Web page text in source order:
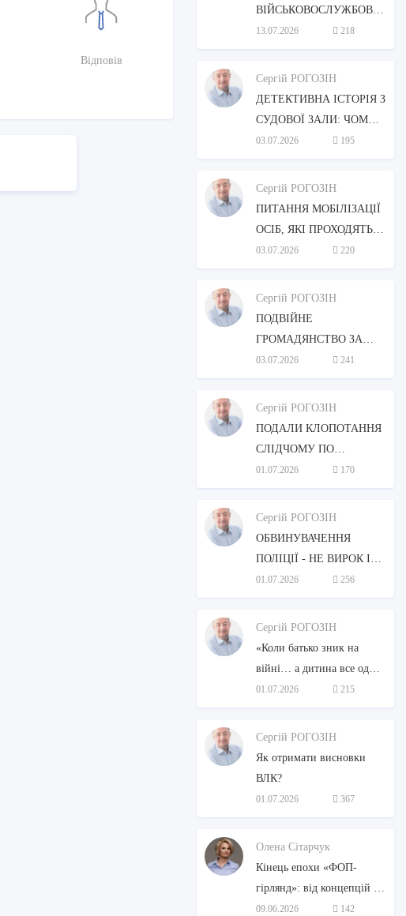
Відповів
ВІЙСЬКОВОСЛУЖБОВЕЦЬ
ЗВІЛЬНИТИСЯ ЗІ
СЛУЖБИ, ЯКЩО
ДРУЖИНА ПОТРЕБУЄ
ПОСТІЙНОГО
ДОГЛЯДУ?
13.07.2026 218
Сергій РОГОЗІН
ДЕТЕКТИВНА ІСТОРІЯ З
СУДОВОЇ ЗАЛИ: ЧОМУ
ПОЛІЦІЮ “СПІЙМАЛИ
НА ПОМИЛЦІ”?
03.07.2026 195
Сергій РОГОЗІН
ПИТАННЯ МОБІЛІЗАЦІЇ
ОСІБ, ЯКІ ПРОХОДЯТЬ
ЗАМІСНУ
ПІДТРИМУВАЛЬНУ
ТЕРАПІЮ (ЗПТ)
03.07.2026 220
Сергій РОГОЗІН
ПОДВІЙНЕ
ГРОМАДЯНСТВО ЗА
ЗАКОНОДАВСТВОМ
УКРАЇНИ, АНАЛІЗ,
МОЖЛИВОСТІ
НАБУТТЯ.
03.07.2026 241
Сергій РОГОЗІН
ПОДАЛИ КЛОПОТАННЯ
СЛІДЧОМУ ПО
КРИМІНАЛЬНОМУ
ПРОВАДЖЕННІ І
ОТРИМАЛИ ВІДМОВУ,
ЩО РОБИТИ?
01.07.2026 170
Сергій РОГОЗІН
ОБВИНУВАЧЕННЯ
ПОЛІЦІЇ - НЕ ВИРОК І
НЕ СТРОК.
01.07.2026 256
Сергій РОГОЗІН
«Коли батько зник на
війні… а дитина все одно
має право знати правду»
01.07.2026 215
Сергій РОГОЗІН
Як отримати висновки
ВЛК?
01.07.2026 367
Олена Сітарчук
Кінець епохи «ФОП-
гірлянд»: від концепцій до
законодавчих змін
09.06.2026 142